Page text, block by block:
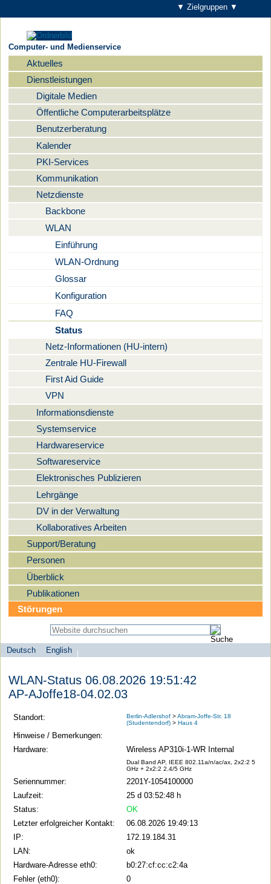
▼ Zielgruppen ▼
Computer- und Medienservice
Navigation
Aktuelles
Dienstleistungen
Digitale Medien
Öffentliche Computerarbeitsplätze
Benutzerberatung
Kalender
PKI-Services
Kommunikation
Netzdienste
Backbone
WLAN
Einführung
WLAN-Ordnung
Glossar
Konfiguration
FAQ
Status
Netz-Informationen (HU-intern)
Zentrale HU-Firewall
First Aid Guide
VPN
Informationsdienste
Systemservice
Hardwareservice
Softwareservice
Elektronisches Publizieren
Lehrgänge
DV in der Verwaltung
Kollaboratives Arbeiten
Support/Beratung
Personen
Überblick
Publikationen
Störungen
Sprachauswahl
Deutsch
English
search-menu
Universität
zu
Berlin
Computer-
WLAN-Status 06.08.2026 19:51:42
AP-AJoffe18-04.02.03
Standort: Berlin-Adlershof >Abram-Joffe-Str. 18
(Studentendorf) >Haus 4
Hinweise / Bemerkungen:
Hardware:
Wireless AP310i-1-WR Internal
Dual Band AP, IEEE 802.11a/n/ac/ax, 2x2:2 5
GHz + 2x2:2 2.4/5 GHz
Seriennummer:
2201Y-1054100000
Laufzeit:
25 d 03:52:48 h
Status:
OK
Letzter erfolgreicher Kontakt:
06.08.2026 19:49:13
IP:
172.19.184.31
LAN:
ok
Hardware-Adresse eth0:
b0:27:cf:cc:c2:4a
Fehler (eth0):
0